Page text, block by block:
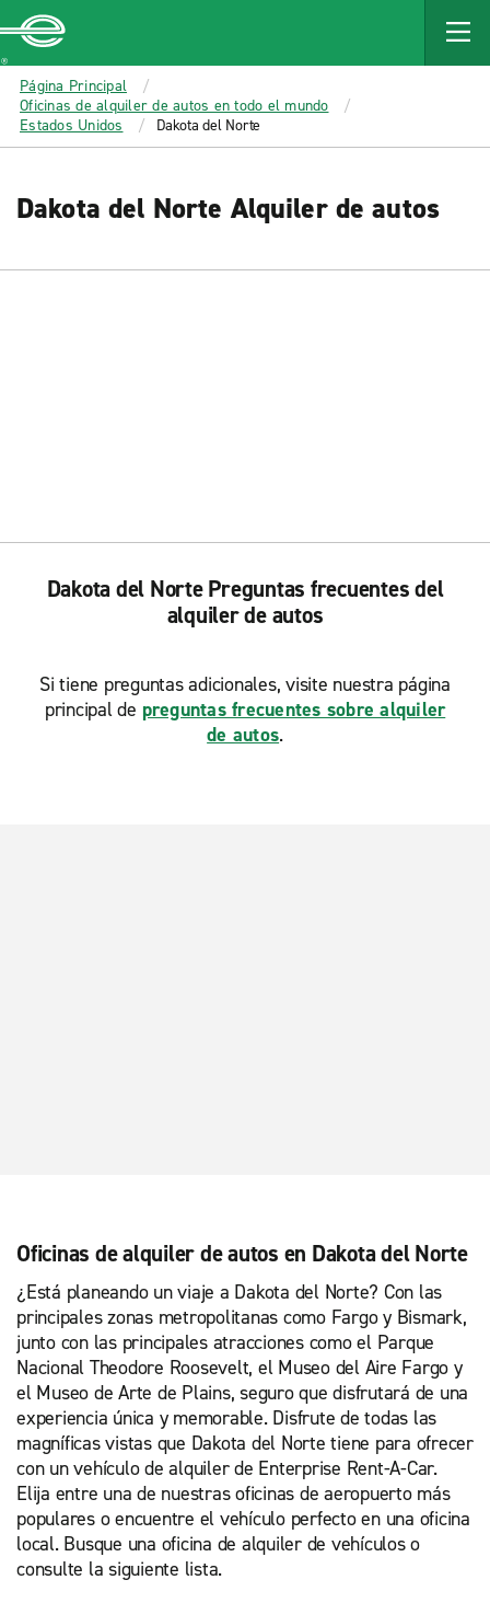
MAIN
CONTENT
Enterprise
Página Principal
Oficinas de alquiler de autos en todo el mundo
Estados Unidos
Dakota del Norte
Dakota del Norte Alquiler de autos
Dakota del Norte Preguntas frecuentes del
alquiler de autos
Si tiene preguntas adicionales, visite nuestra página
principal de preguntas frecuentes sobre alquiler
de autos.
Oficinas de alquiler de autos en Dakota del Norte
¿Está planeando un viaje a Dakota del Norte? Con las
principales zonas metropolitanas como Fargo y Bismark,
junto con las principales atracciones como el Parque
Nacional Theodore Roosevelt, el Museo del Aire Fargo y
el Museo de Arte de Plains, seguro que disfrutará de una
experiencia única y memorable. Disfrute de todas las
magníficas vistas que Dakota del Norte tiene para ofrecer
con un vehículo de alquiler de Enterprise Rent-A-Car.
Elija entre una de nuestras oficinas de aeropuerto más
populares o encuentre el vehículo perfecto en una oficina
local. Busque una oficina de alquiler de vehículos o
consulte la siguiente lista.